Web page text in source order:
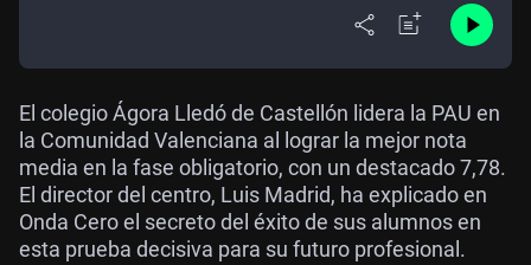
El colegio Ágora Lledó de Castellón lidera la PAU en
la Comunidad Valenciana al lograr la mejor nota
media en la fase obligatorio, con un destacado 7,78.
El director del centro, Luis Madrid, ha explicado en
Onda Cero el secreto del éxito de sus alumnos en
esta prueba decisiva para su futuro profesional.